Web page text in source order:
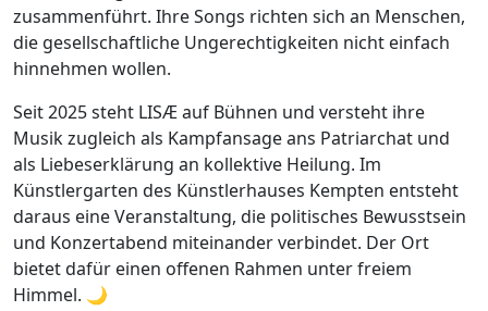
zusammenführt. Ihre Songs richten sich an Menschen,
die gesellschaftliche Ungerechtigkeiten nicht einfach
hinnehmen wollen.
Seit 2025 steht LISÆ auf Bühnen und versteht ihre
Musik zugleich als Kampfansage ans Patriarchat und
als Liebeserklärung an kollektive Heilung. Im
Künstlergarten des Künstlerhauses Kempten entsteht
daraus eine Veranstaltung, die politisches Bewusstsein
und Konzertabend miteinander verbindet. Der Ort
bietet dafür einen offenen Rahmen unter freiem
Himmel. 🌙